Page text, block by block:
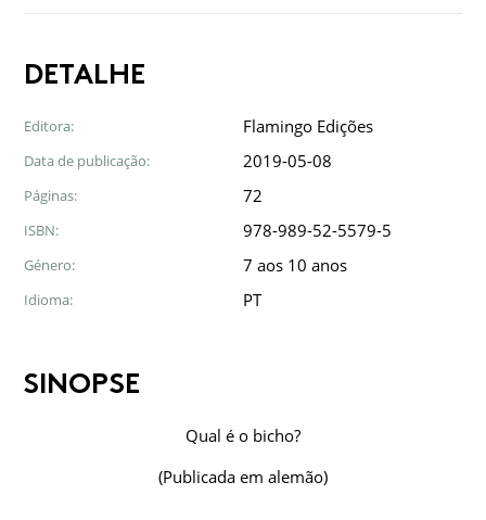
DETALHE
Editora: Flamingo Edições
Data de publicação: 2019-05-08
Páginas: 72
ISBN: 978-989-52-5579-5
Género: 7 aos 10 anos
Idioma: PT
SINOPSE
Qual é o bicho?
(Publicada em alemão)